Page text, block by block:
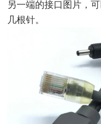
另一端的接口图片，
几根针。